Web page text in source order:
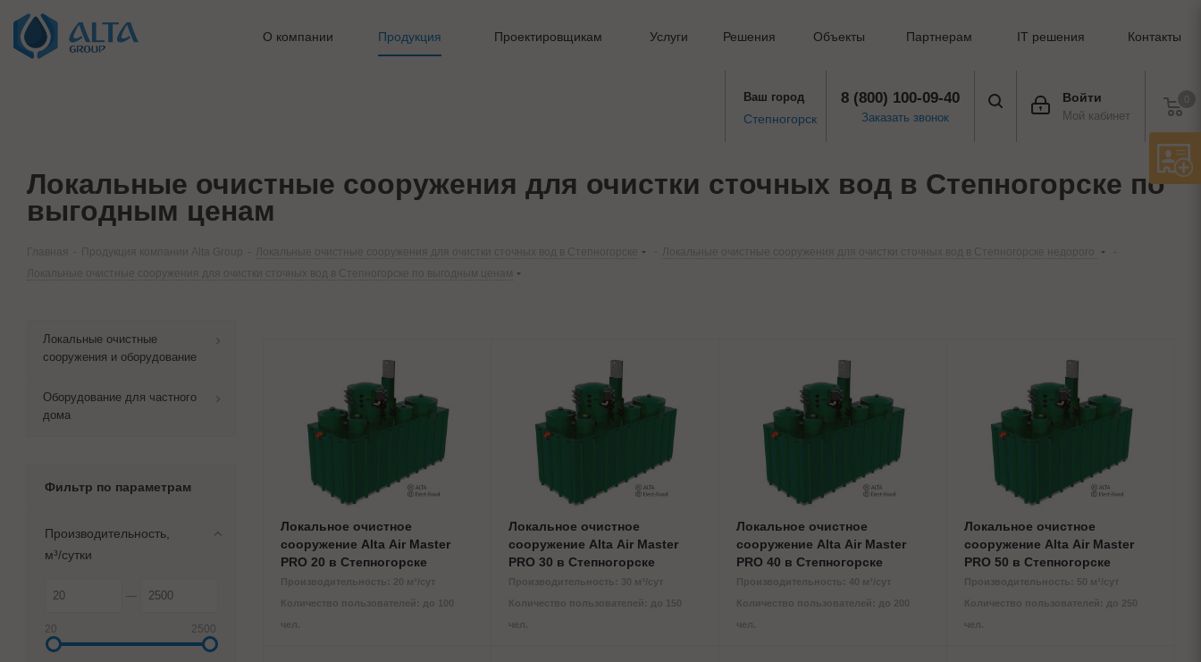
О компании Продукция Проектировщикам Услуги Решения Объекты Партнерам IT решения Контакты
Войти
Мой кабинет
8 (800) 100-09-40
Заказать звонок
Ваш город
Степногорск
Локальные очистные сооружения для очистки сточных вод в Степногорске по
выгодным ценам
Локальное очистное
сооружение Alta Air Master
PRO 20 в Степногорске
Производительность: 20 м³/сут
Количество пользователей: до 100
чел.
Локальное очистное
сооружение Alta Air Master
PRO 30 в Степногорске
Производительность: 30 м³/сут
Количество пользователей: до 150
чел.
Локальное очистное
сооружение Alta Air Master
PRO 40 в Степногорске
Производительность: 40 м³/сут
Количество пользователей: до 200
чел.
Локальное очистное
сооружение Alta Air Master
PRO 50 в Степногорске
Производительность: 50 м³/сут
Количество пользователей: до 250
чел.
Локальные очистные
сооружения и оборудование
Оборудование для частного
дома
Фильтр по параметрам
Производительность,
м³/сутки
20 2500